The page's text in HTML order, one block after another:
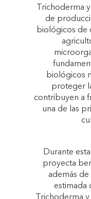
Trichoderma
de
biológicos de
biológicos
proteger
contribuyen a
una de las
Durante
proyecta
además
estimada
Trichoderma